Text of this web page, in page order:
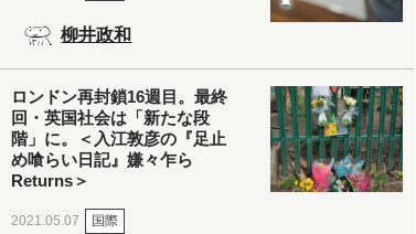
柳井政和
ロンドン再封鎖16週目。最終
回・英国社会は「新たな段
階」に。＜入江敦彦の『足止
め喰らい日記』嫌々乍ら
Returns＞
2021.05.07 国際